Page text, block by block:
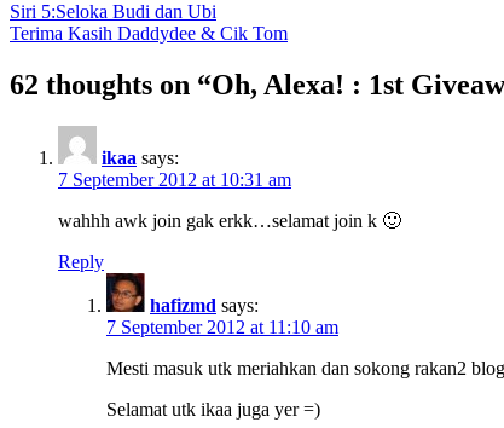
Siri 5:Seloka Budi dan Ubi
Terima Kasih Daddydee & Cik Tom
62 thoughts on “Oh, Alexa! : 1st
ikaa says:
7 September 2012 at 10:31 am
wahhh awk join gak erkk…selamat join k 🙂
Reply
hafizmd says:
7 September 2012 at 11:10 am
Mesti masuk utk meriahkan dan sokong rakan2
Selamat utk ikaa juga yer =)